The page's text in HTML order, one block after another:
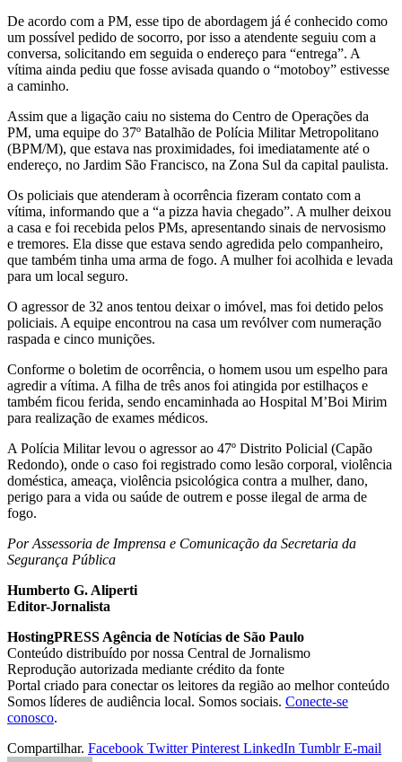
De acordo com a PM, esse tipo de abordagem já é conhecido como
um possível pedido de socorro, por isso a atendente seguiu com a
conversa, solicitando em seguida o endereço para “entrega”. A
vítima ainda pediu que fosse avisada quando o “motoboy” estivesse
a caminho.
Assim que a ligação caiu no sistema do Centro de Operações da
PM, uma equipe do 37º Batalhão de Polícia Militar Metropolitano
(BPM/M), que estava nas proximidades, foi imediatamente até o
endereço, no Jardim São Francisco, na Zona Sul da capital paulista.
Os policiais que atenderam à ocorrência fizeram contato com a
vítima, informando que a “a pizza havia chegado”. A mulher deixou
a casa e foi recebida pelos PMs, apresentando sinais de nervosismo
e tremores. Ela disse que estava sendo agredida pelo companheiro,
que também tinha uma arma de fogo. A mulher foi acolhida e levada
para um local seguro.
O agressor de 32 anos tentou deixar o imóvel, mas foi detido pelos
policiais. A equipe encontrou na casa um revólver com numeração
raspada e cinco munições.
Conforme o boletim de ocorrência, o homem usou um espelho para
agredir a vítima. A filha de três anos foi atingida por estilhaços e
também ficou ferida, sendo encaminhada ao Hospital M’Boi Mirim
para realização de exames médicos.
A Polícia Militar levou o agressor ao 47º Distrito Policial (Capão
Redondo), onde o caso foi registrado como lesão corporal, violência
doméstica, ameaça, violência psicológica contra a mulher, dano,
perigo para a vida ou saúde de outrem e posse ilegal de arma de
fogo.
Por Assessoria de Imprensa e Comunicação da Secretaria da
Segurança Pública
Humberto G. Aliperti
Editor-Jornalista
HostingPRESS Agência de Notícias de São Paulo
Conteúdo distribuído por nossa Central de Jornalismo
Reprodução autorizada mediante crédito da fonte
Portal criado para conectar os leitores da região ao melhor conteúdo
Somos líderes de audiência local. Somos sociais. Conecte-se
conosco.
Compartilhar. Facebook Twitter Pinterest LinkedIn Tumblr E-mail